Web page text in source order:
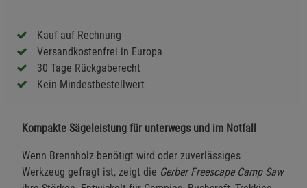
Kauf auf Rechnung
Versandkostenfrei in Europa
30 Tage Rückgaberecht
Kein Mindestbestellwert
Kompakte Sägeleistung für unterwegs und im Notfall
Wenn Brennholz benötigt wird oder zuverlässiges
Werkzeug gefragt ist, zeigt die Gerber Freescape Camp Saw